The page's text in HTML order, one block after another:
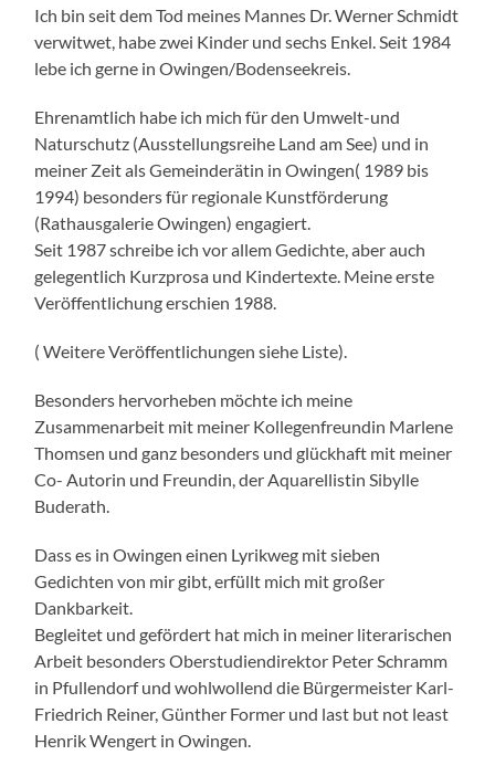
Ich bin seit dem Tod meines Mannes Dr. Werner Schmidt
verwitwet, habe zwei Kinder und sechs Enkel. Seit 1984
lebe ich gerne in Owingen/Bodenseekreis.
Ehrenamtlich habe ich mich für den Umwelt-und
Naturschutz (Ausstellungsreihe Land am See) und in
meiner Zeit als Gemeinderätin in Owingen( 1989 bis
1994) besonders für regionale Kunstförderung
(Rathausgalerie Owingen) engagiert.
Seit 1987 schreibe ich vor allem Gedichte, aber auch
gelegentlich Kurzprosa und Kindertexte. Meine erste
Veröffentlichung erschien 1988.
( Weitere Veröffentlichungen siehe Liste).
Besonders hervorheben möchte ich meine
Zusammenarbeit mit meiner Kollegenfreundin Marlene
Thomsen und ganz besonders und glückhaft mit meiner
Co- Autorin und Freundin, der Aquarellistin Sibylle
Buderath.
Dass es in Owingen einen Lyrikweg mit sieben
Gedichten von mir gibt, erfüllt mich mit großer
Dankbarkeit.
Begleitet und gefördert hat mich in meiner literarischen
Arbeit besonders Oberstudiendirektor Peter Schramm
in Pfullendorf und wohlwollend die Bürgermeister Karl-
Friedrich Reiner, Günther Former und last but not least
Henrik Wengert in Owingen.